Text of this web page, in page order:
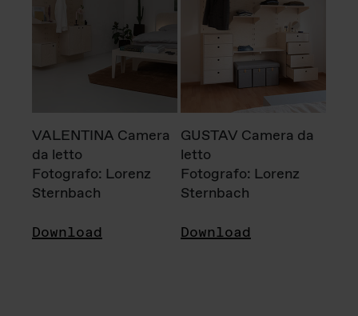
VALENTINA Camera
da letto
Fotografo: Lorenz
Sternbach
Download
GUSTAV Camera da
letto
Fotografo: Lorenz
Sternbach
Download